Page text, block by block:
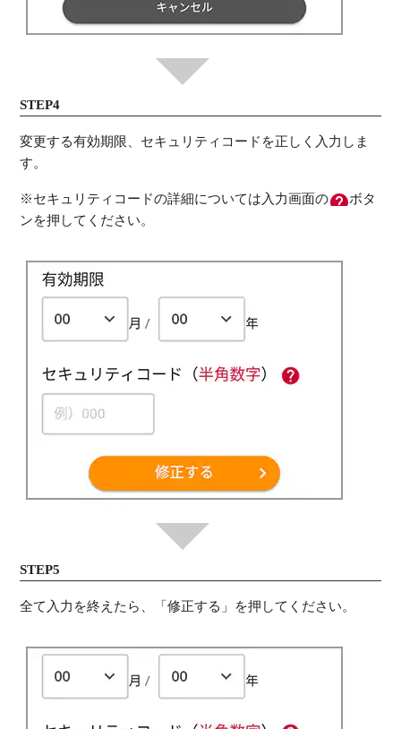
STEP4
変更する有効期限、セキュリティコードを正しく入力しま
す。
※セキュリティコードの詳細については入力画面の
ボタ
ンを押してください。
STEP5
全て入力を終えたら、「修正する」を押してください。